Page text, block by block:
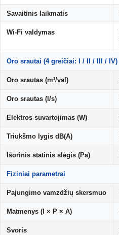
Savaitinis laikmatis
Wi-Fi valdymas
Oro srautai (4 greičiai: I / II / III / IV)
Oro srautas (m³/val)
Oro srautas (l/s)
Elektros suvartojimas (W)
Triukšmo lygis dB(A)
Išorinis statinis slėgis (Pa)
Fiziniai parametrai
Pajungimo vamzdžių skersmuo
Matmenys (I × P × A)
Svoris